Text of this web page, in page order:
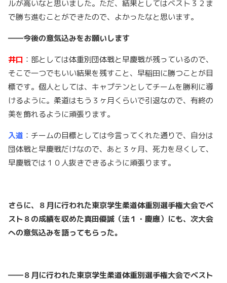
ルが高いなと思いました。ただ、結果としてはベスト３２ま
で勝ち進むことができたので、よかったなと思います。
――今後の意気込みをお願いします
井口 ：部としては体重別団体戦と早慶戦が残っているので、
そこで一つでもいい結果を残すこと、早稲田に勝つことが目
標です。個人としては、キャプテンとしてチームを勝利に導
けるように。柔道はもう３ヶ月くらいで引退なので、有終の
美を飾れるように頑張ります。
入道 ：チームの目標としては今言ってくれた通りで、自分は
団体戦と早慶戦だけなので、あと３ヶ月、死力を尽くして、
早慶戦では１０人抜きできるように頑張ります。
さらに、８月に行われた東京学生柔道体重別選手権大会でベ
スト８の成績を収めた真田優誠（法１・慶應）にも、次大会
への意気込みを語ってもらった。
――８月に行われた東京学生柔道体重別選手権大会でベスト